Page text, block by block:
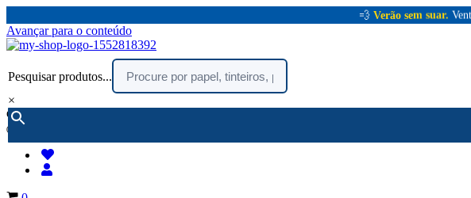
💨 Verão sem suar.
Avançar para o conteúdo
Pesquisar produtos...
×
encomendar por telefone :
(chamada rede fixa nacional)